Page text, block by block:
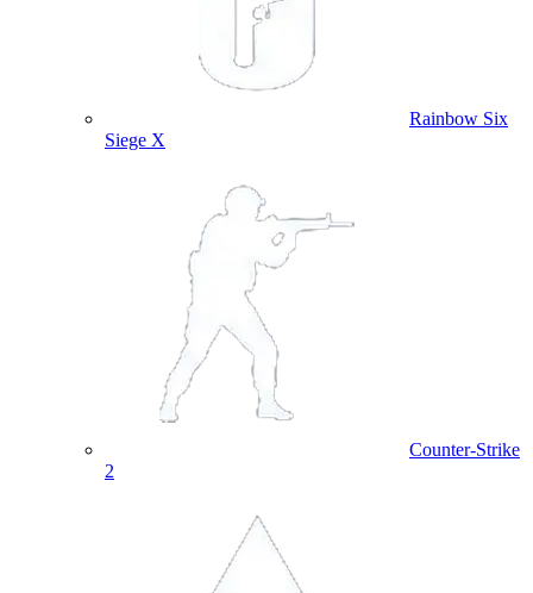
Rainbow Six
Siege X
Counter-Strike
2